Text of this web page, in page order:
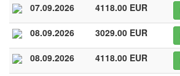
07.09.2026 4118.00 EUR
08.09.2026 3029.00 EUR
08.09.2026 4118.00 EUR